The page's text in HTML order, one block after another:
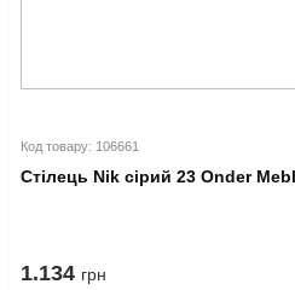
Код товару: 106661
Стілець Nik сірий 23 Onder
1.134 грн